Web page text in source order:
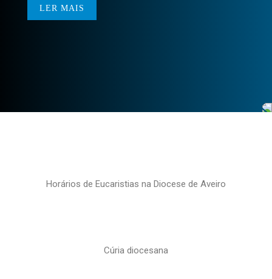
LER MAIS
Horários de Eucaristias na Diocese de Aveiro
Cúria diocesana